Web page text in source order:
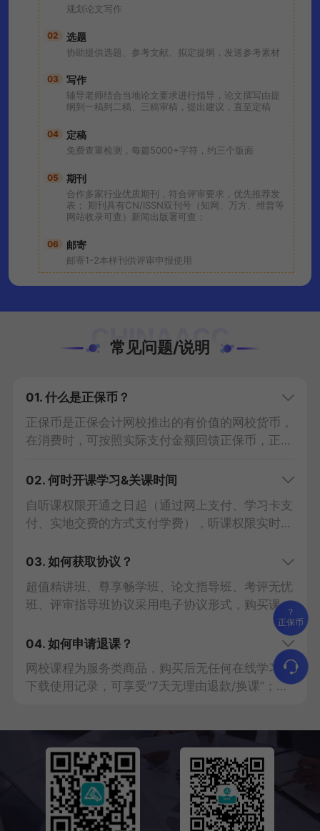
规划论文写作
02 选题
协助提供选题、参考文献、拟定提纲，发送参考素材
03 写作
辅导老师结合当地论文要求进行指导，论文撰写由提
纲到一稿到二稿、三稿审稿，提出建议，直至定稿
04 定稿
免费查重检测，每篇5000+字符，约三个版面
05 期刊
合作多家行业优质期刊，符合评审要求，优先推荐发
表； 期刊具有CN/ISSN双刊号（知网、万方、维普等
网站收录可查）新闻出版署可查；
06 邮寄
邮寄1-2本样刊供评审申报使用
常见问题/说明
01. 什么是正保币？
正保币是正保会计网校推出的有价值的网校货币，
在消费时，可按照实际支付金额回馈正保币，正保
02. 何时开课学习&关课时间
自听课权限开通之日起 （通过网上支付、学习卡支
付、实地交费的方式支付学费）
，听课权限实时开
重复点播学习，课程内容仅限学员本人使用，严禁
1考期：购课之日起至2027年考试结束后一周关
闭。
2考期：辅导期内随意学，最后1考期考试结束后一
周关闭，每年需要人脸识别开课，新一年课程可在
上一年考试结束后开通。
考评无忧班学员需手动开通评审课程及论文、评审
03. 如何获取协议？
超值精讲班、尊享畅学班、论文指导班、考评无忧
班、评审指导班协议采用电子协议形式，购买课程
2考
期课程购课协议>> 论文指导班协议>>
评审指导
04. 如何申请退课？
网校课程为服务类商品，购买后无任何在线学习及
下载使用记录，可享受“7天无理由退款/换课”；如
?
正保币